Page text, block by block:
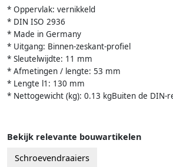
* Oppervlak: vernikkeld
* DIN ISO 2936
* Made in Germany
* Uitgang: Binnen-zeskant-profiel
* Sleutelwijdte: 11 mm
* Afmetingen / lengte: 53 mm
* Lengte l1: 130 mm
* Nettogewicht (kg): 0.13 kgBuiten de DIN-
Bekijk relevante bouwartikelen
Schroevendraaiers